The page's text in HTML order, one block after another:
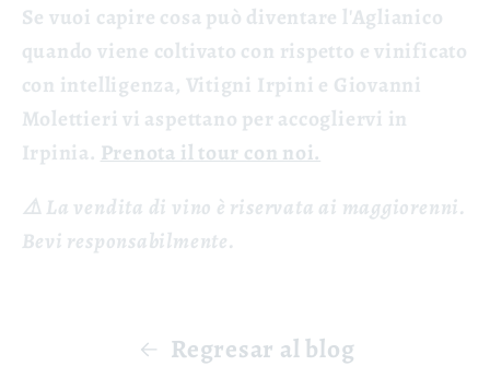
Se vuoi capire cosa può diventare l'Aglianico
quando viene coltivato con rispetto e vinificato
con intelligenza, Vitigni Irpini e Giovanni
Molettieri vi aspettano per accogliervi in
Irpinia. Prenota il tour con noi.
⚠️ La vendita di vino è riservata ai maggiorenni.
Bevi responsabilmente.
Regresar al blog